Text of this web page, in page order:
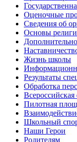
Оценочные
Сведения об
Основы
Жизнь школы
Результаты
Обработка
Пилотная
Школьный
Наши Герои
Родителям